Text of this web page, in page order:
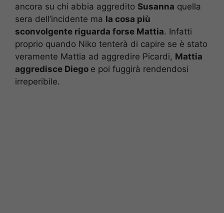
ancora su chi abbia aggredito Susanna quella
sera dell’incidente ma la cosa più
sconvolgente riguarda forse Mattia. Infatti
proprio quando Niko tenterà di capire se è stato
veramente Mattia ad aggredire Picardi, Mattia
aggredisce Diego e poi fuggirà rendendosi
irreperibile.